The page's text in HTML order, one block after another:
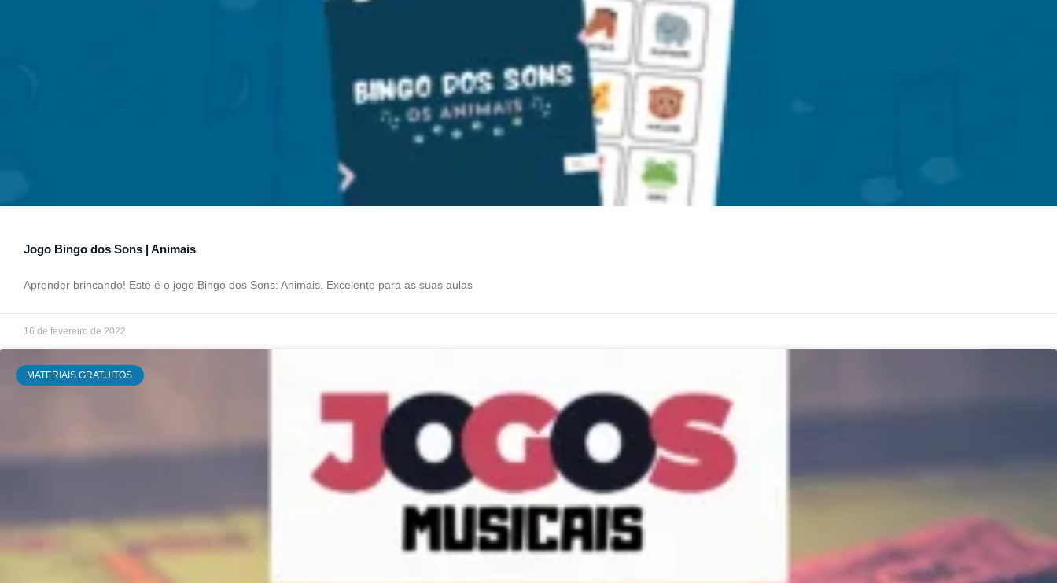
Jogo Bingo dos Sons | Animais
Aprender brincando! Este é o jogo Bingo dos Sons: Animais. Excelente para as suas aulas
16 de fevereiro de 2022
MATERIAIS GRATUITOS